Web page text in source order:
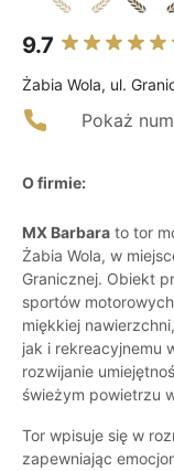
9.7
Żabia Wola, ul.
Pokaż
O firmie:
MX Barbara to tor
Żabia Wola, w
Granicznej. Obiekt
sportów
miękkiej
jak i rekreacyjnemu
rozwijanie
świeżym powietrzu
Tor wpisuje się w
zapewniając